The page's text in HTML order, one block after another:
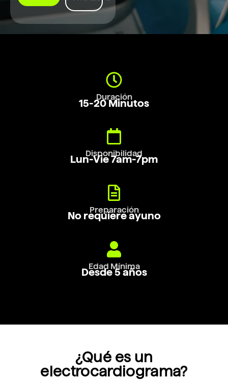
Duración
15-20 Minutos
Disponibilidad
Lun-Vie 7am-7pm
Preparación
No requiere ayuno
Edad Mínima
Desde 5 años
¿Qué es un
electrocardiograma?